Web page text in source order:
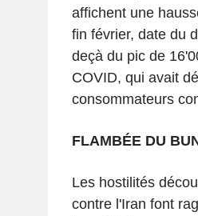
affichent une
fin février, date du
deçà du pic de
COVID, qui avait
consommateurs
FLAMBÉE DU
Les hostilités
contre l'Iran font